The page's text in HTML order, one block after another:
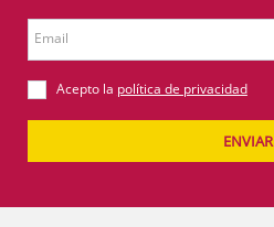
Email
Acepto la política de privacidad
ENVIAR